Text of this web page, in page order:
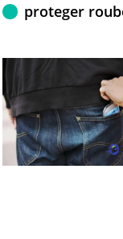
proteger